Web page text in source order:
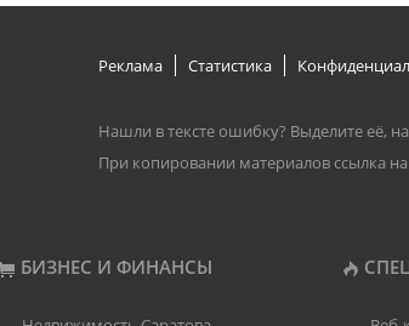
Реклама Статистика
Нашли в тексте ошибку? Выделите её,
При копировании материалов ссылка на
БИЗНЕС И ФИНАНСЫ